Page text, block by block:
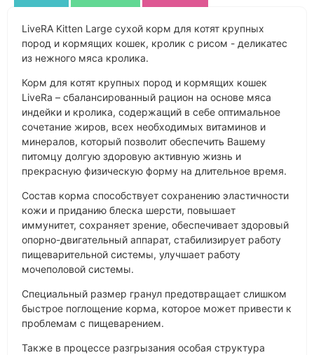
LiveRA Kitten Large сухой корм для котят крупных
пород и кормящих кошек, кролик с рисом - деликатес
из нежного мяса кролика.
Корм для котят крупных пород и кормящих кошек
LiveRa – сбалансированный рацион на основе мяса
индейки и кролика, содержащий в себе оптимальное
сочетание жиров, всех необходимых витаминов и
минералов, который позволит обеспечить Вашему
питомцу долгую здоровую активную жизнь и
прекрасную физическую форму на длительное время.
Состав корма способствует сохранению эластичности
кожи и приданию блеска шерсти, повышает
иммунитет, сохраняет зрение, обеспечивает здоровый
опорно-двигательный аппарат, стабилизирует работу
пищеварительной системы, улучшает работу
мочеполовой системы.
Специальный размер гранул предотвращает слишком
быстрое поглощение корма, которое может привести к
проблемам с пищеварением.
Также в процессе разгрызания особая структура